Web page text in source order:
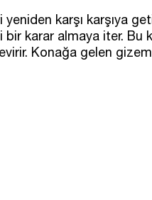
karşı karşıya
karar almaya iter. Bu
Konağa gelen